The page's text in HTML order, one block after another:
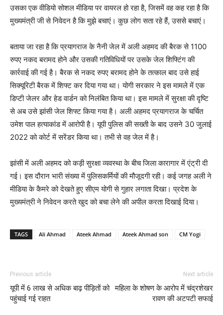
उसका एक वीडियो सोशल मीडिया पर वायरल हो रहा है, जिसमें वह कह रहा है कि
मुख्यमंत्री जी से निवेदन है कि मुझे बचाएं। कुछ लोग सता रहे हैं, उससे बचाएं।
बताया जा रहा है कि प्रयागराज के नैनी जेल में अली अहमद की बैरक से 1100
रुपए नकद बरामद होने और उसकी गतिविधियों पर उसके जेल शिफ्टिंग की
कार्रवाई की गई है। बैरक से नकद रुपए बरामद होने के तत्काल बाद उसे हाई
सिक्यूरिटी बैरक में शिफ्ट कर दिया गया था। योगी सरकार ने इस मामले में एक
डिप्टी जेलर और हेड वार्डन को निलंबित किया था। इस मामले में सुरक्षा की दृष्टि
से अब उसे झांसी जेल शिफ्ट किया गया है। अली अहमद प्रयागराज के चर्चित
उमेश पाल हत्याकांड में आरोपी है। यूपी पुलिस की सख्ती के बाद उसने 30 जुलाई
2022 को कोर्ट में सरेंडर किया था। तभी से वह जेल में है।
झांसी में अली अहमद को कड़ी सुरक्षा व्यवस्था के बीच जिला कारागार में एंट्री दी
गई। इस दौरान भारी संख्या में पुलिसकर्मियों की मौजूदगी रही। कई जगह अली ने
मीडिया के कैमरे को देखते हुए सीएम योगी से गुहार लगाता दिखा। प्रदेश के
मुख्यमंत्री ने निवेदन करते खुद को बचा लेने की अपील करता दिखाई दिया।
TAGS Ali Ahmad Ateek Ahmad Ateek Ahmad son CM Yogi
Previous article
यूपी में 6 लाख से अधिक बाढ़ पीड़ितों को
पहुंचाई गई राहत
Next article
महिला के शोषण के आरोप में चंद्रशेखर
रावण की अटपटी सफाई